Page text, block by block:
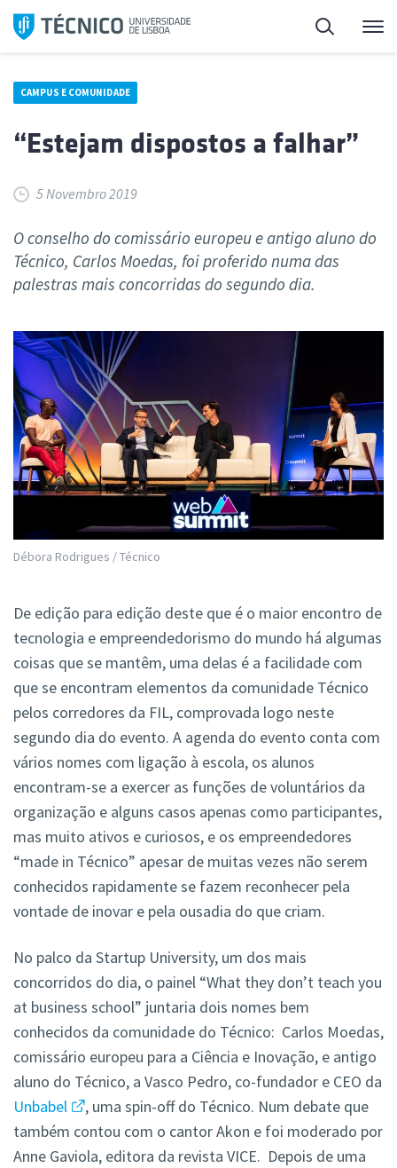
Saltar
para
Pesquisa
CAMPUS E COMUNIDADE
“Estejam dispostos a falhar”
5 Novembro 2019
O conselho do comissário europeu e antigo aluno do
Técnico, Carlos Moedas, foi proferido numa das
palestras mais concorridas do segundo dia.
Débora Rodrigues / Técnico
De edição para edição deste que é o maior encontro de
tecnologia e empreendedorismo do mundo há algumas
coisas que se mantêm, uma delas é a facilidade com
que se encontram elementos da comunidade Técnico
pelos corredores da FIL, comprovada logo neste
segundo dia do evento. A agenda do evento conta com
vários nomes com ligação à escola, os alunos
encontram-se a exercer as funções de voluntários da
organização e alguns casos apenas como participantes,
mas muito ativos e curiosos, e os empreendedores
“made in Técnico” apesar de muitas vezes não serem
conhecidos rapidamente se fazem reconhecer pela
vontade de inovar e pela ousadia do que criam.
No palco da Startup University, um dos mais
concorridos do dia, o painel “What they don’t teach you
at business school” juntaria dois nomes bem
conhecidos da comunidade do Técnico: Carlos Moedas,
comissário europeu para a Ciência e Inovação, e antigo
aluno do Técnico, a Vasco Pedro, co-fundador e CEO da
Unbabel
, uma spin-off do Técnico. Num debate que
também contou com o cantor Akon e foi moderado por
Anne Gaviola, editora da revista VICE. Depois de uma